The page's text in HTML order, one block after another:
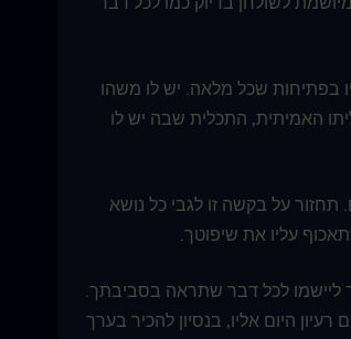
בפתיחות שׂכל מלאה. יש לו משהו
האמיתית, התכלית שבה יש לו
על בקשה זו לגבי כל נושא
עליו את שיפוטך.
ליישמו לכל דבר שתראה בסביבתך.
היום אליו, בנסיון להכיר בערך